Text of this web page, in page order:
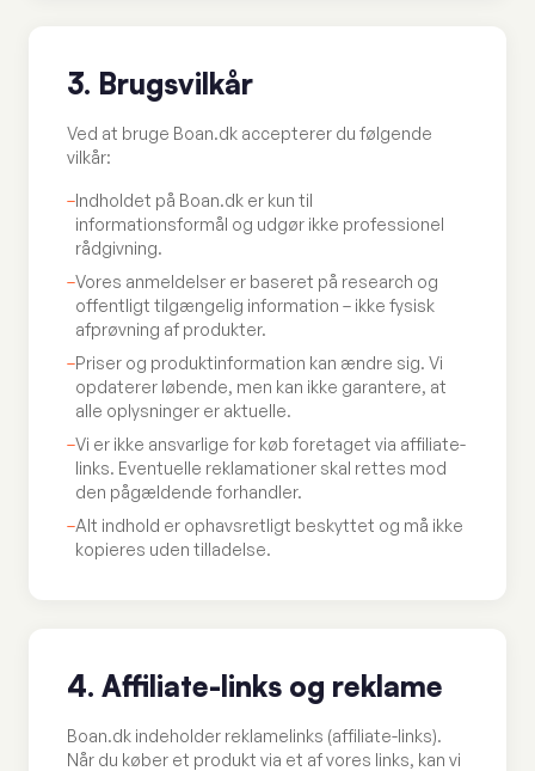
3. Brugsvilkår
Ved at bruge Boan.dk accepterer du følgende
vilkår:
–Indholdet på Boan.dk er kun til
informationsformål og udgør ikke professionel
rådgivning.
–Vores anmeldelser er baseret på research og
offentligt tilgængelig information – ikke fysisk
afprøvning af produkter.
–Priser og produktinformation kan ændre sig. Vi
opdaterer løbende, men kan ikke garantere, at
alle oplysninger er aktuelle.
–Vi er ikke ansvarlige for køb foretaget via affiliate-
links. Eventuelle reklamationer skal rettes mod
den pågældende forhandler.
–Alt indhold er ophavsretligt beskyttet og må ikke
kopieres uden tilladelse.
4. Affiliate-links og reklame
Boan.dk indeholder reklamelinks (affiliate-links).
Når du køber et produkt via et af vores links, kan vi